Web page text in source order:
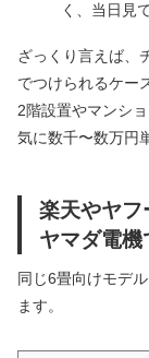
く、当日見
ざっくり言えば、
でつけられるケー
2階設置やマンシ
気に数千〜数万円
楽天やヤフ
ヤマダ電機
同じ6畳向けモデ
ます。